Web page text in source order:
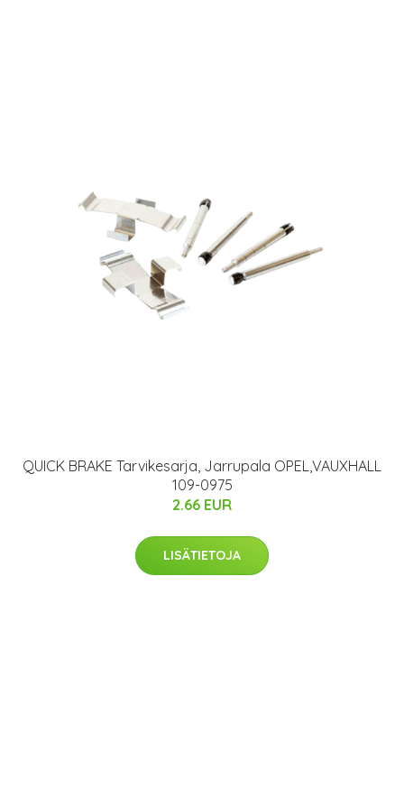
QUICK BRAKE Tarvikesarja, Jarrupala OPEL,VAUXHALL
109-0975
2.66 EUR
LISÄTIETOJA